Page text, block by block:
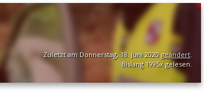
Zuletzt am Donnerstag, 18. Juni 2020 geändert.
Bislang 1995x gelesen.